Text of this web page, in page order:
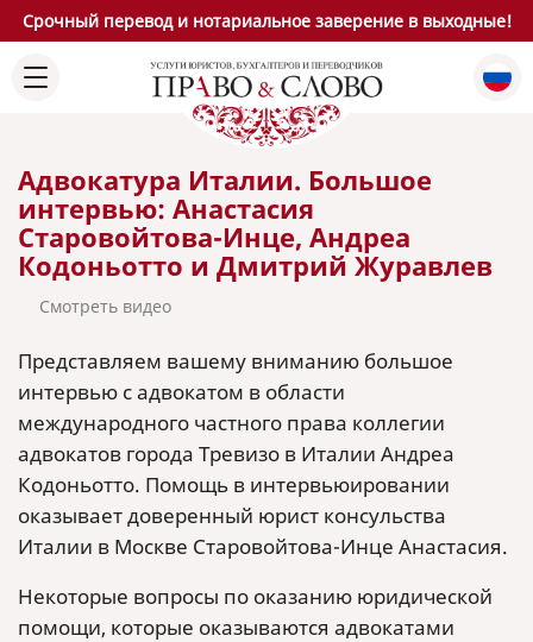
Срочный перевод и нотариальное заверение в выходные!
Адвокатура Италии. Большое
интервью: Анастасия
Старовойтова-Инце, Андреа
Кодоньотто и Дмитрий Журавлев
Смотреть видео
Представляем вашему вниманию большое
интервью с адвокатом в области
международного частного права коллегии
адвокатов города Тревизо в Италии Андреа
Кодоньотто. Помощь в интервьюировании
оказывает доверенный юрист консульства
Италии в Москве Старовойтова-Инце Анастасия.
Некоторые вопросы по оказанию юридической
помощи, которые оказываются адвокатами